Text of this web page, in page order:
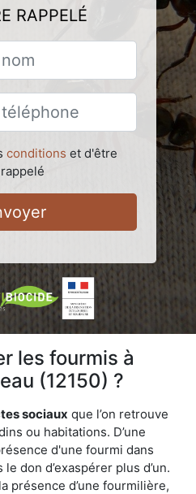
RAPPELÉ
conditions et d'être
rappelé
les fourmis à
(12150) ?
sociaux que l’on retrouve
ou habitations. D’une
d'une fourmi dans
don d’exaspérer plus d’un.
présence d’une fourmilière,